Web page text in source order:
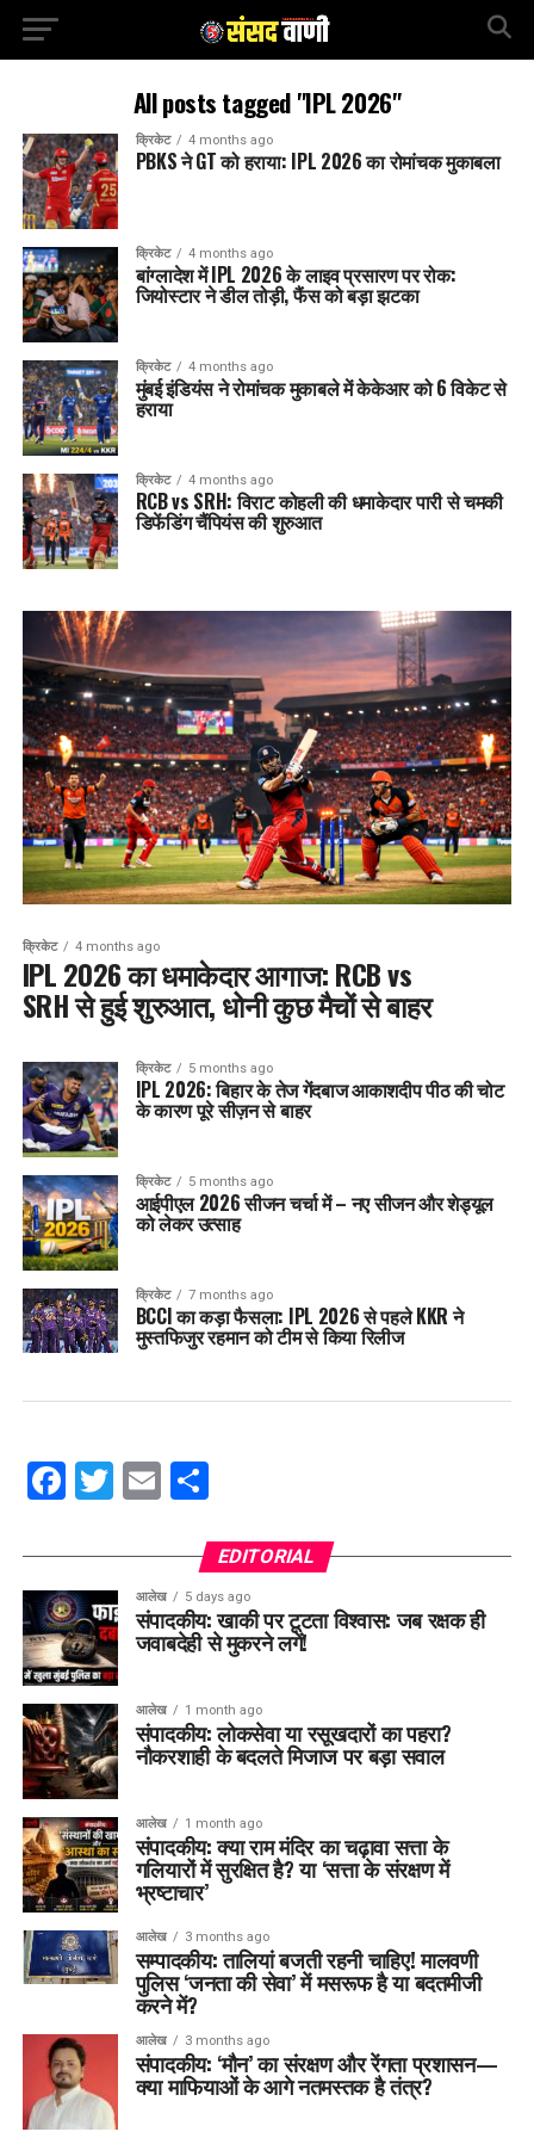
All posts tagged "IPL 2026"
क्रिकेट 4 months ago
PBKS ने GT को हराया: IPL 2026 का रोमांचक मुकाबला
क्रिकेट 4 months ago
बांग्लादेश में IPL 2026 के लाइव प्रसारण पर रोक:
जियोस्टार ने डील तोड़ी, फैंस को बड़ा झटका
क्रिकेट 4 months ago
मुंबई इंडियंस ने रोमांचक मुकाबले में केकेआर को 6 विकेट से
हराया
क्रिकेट 4 months ago
RCB vs SRH: विराट कोहली की धमाकेदार पारी से चमकी
डिफेंडिंग चैंपियंस की शुरुआत
क्रिकेट 4 months ago
IPL 2026 का धमाकेदार आगाज: RCB vs
SRH से हुई शुरुआत, धोनी कुछ मैचों से बाहर
क्रिकेट 5 months ago
IPL 2026: बिहार के तेज गेंदबाज आकाशदीप पीठ की चोट
के कारण पूरे सीज़न से बाहर
क्रिकेट 5 months ago
आईपीएल 2026 सीजन चर्चा में – नए सीजन और शेड्यूल
को लेकर उत्साह
क्रिकेट 7 months ago
BCCI का कड़ा फैसला: IPL 2026 से पहले KKR ने
मुस्तफिजुर रहमान को टीम से किया रिलीज
Facebook
Twitter
EmailShare
EDITORIAL
आलेख 5 days ago
संपादकीय: खाकी पर टूटता विश्वास: जब रक्षक ही
जवाबदेही से मुकरने लगें!
आलेख 1 month ago
संपादकीय: लोकसेवा या रसूखदारों का पहरा?
नौकरशाही के बदलते मिजाज पर बड़ा सवाल
आलेख 1 month ago
संपादकीय: क्या राम मंदिर का चढ़ावा सत्ता के
गलियारों में सुरक्षित है? या ‘सत्ता के संरक्षण में
भ्रष्टाचार’
आलेख 3 months ago
सम्पादकीय: तालियां बजती रहनी चाहिए! मालवणी
पुलिस ‘जनता की सेवा’ में मसरूफ है या बदतमीजी
करने में?
आलेख 3 months ago
संपादकीय: ‘मौन’ का संरक्षण और रेंगता प्रशासन—
क्या माफियाओं के आगे नतमस्तक है तंत्र?